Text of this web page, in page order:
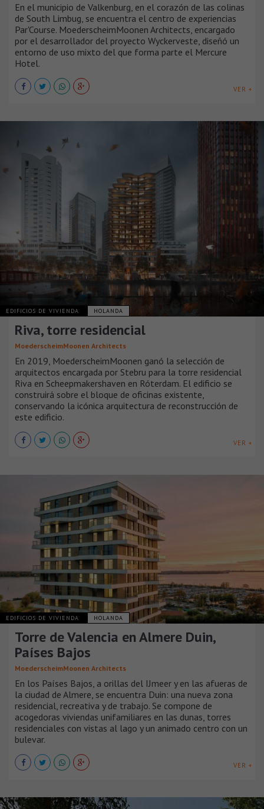
En el municipio de Valkenburg, en el corazón de las colinas
de South Limbug, se encuentra el centro de experiencias
Par'Course. MoederscheimMoonen Architects, encargado
por el desarrollador del proyecto Wyckerveste, diseñó un
entorno de uso mixto del que forma parte el Mercure
Hotel.
VER +
EDIFICIOS DE VIVIENDA HOLANDA
Riva, torre residencial
MoederscheimMoonen Architects
En 2019, MoederscheimMoonen ganó la selección de
arquitectos encargada por Stebru para la torre residencial
Riva en Scheepmakershaven en Róterdam. El edificio se
construirá sobre el bloque de oficinas existente,
conservando la icónica arquitectura de reconstrucción de
este edificio.
VER +
EDIFICIOS DE VIVIENDA HOLANDA
Torre de Valencia en Almere Duin,
Países Bajos
MoederscheimMoonen Architects
En los Países Bajos, a orillas del IJmeer y en las afueras de
la ciudad de Almere, se encuentra Duin: una nueva zona
residencial, recreativa y de trabajo. Se compone de
acogedoras viviendas unifamiliares en las dunas, torres
residenciales con vistas al lago y un animado centro con un
bulevar.
VER +